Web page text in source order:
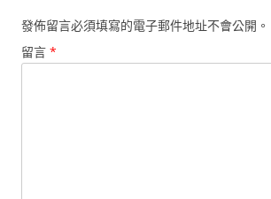
發佈留言必須填寫的電子郵件地址不會公開。
留言 *